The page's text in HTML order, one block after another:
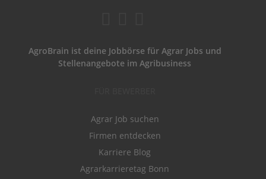
AgroBrain ist deine Jobbörse für Agrar Jobs und
Stellenangebote im Agribusiness
Agrar Job suchen
Firmen entdecken
Karriere Blog
Agrarkarrieretag Bonn